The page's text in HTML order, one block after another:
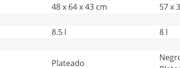
48 x 64 x 43 cm 57 x
8.5 l 8 l
Plateado